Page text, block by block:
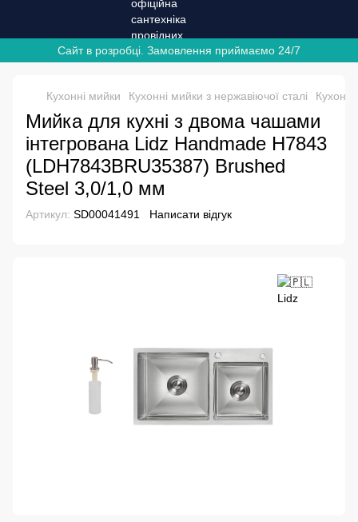
Сайт в розробці. Замовлення приймаємо 24/7
Кухонні мийки Кухонні мийки з нержавіючої сталі
Мийка для кухні з двома чашами
інтегрована Lidz Handmade H7843
(LDH7843BRU35387) Brushed
Steel 3,0/1,0 мм
Артикул: SD00041491 Написати відгук